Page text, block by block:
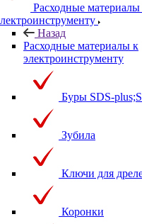
Расходные материалы
Назад
Расходные материалы к
электроинструменту
Буры SDS-
Зубила
Ключи для
Коронки